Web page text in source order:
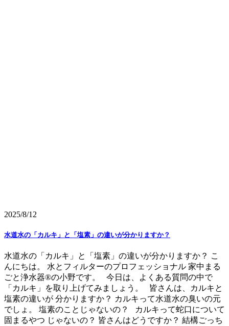
2025/8/12
水道水の「カルキ」と「塩素」の違いが分かりますか？
水道水の「カルキ」と「塩素」の違いが分かりますか？ こ
んにちは。 水とフィルターのプロフェッショナル 家中まる
ごと浄水器®の小野です。 今日は、よくある質問の中で
「カルキ」を取り上げてみましょう。 皆さんは、カルキと
塩素の違いが 分かりますか？ カルキって水道水の臭いの元
でしょ。 塩素のことじゃないの？ カルキって蛇口について
固まるやつ じゃないの？ 皆さんはどうですか？ 結構ごっち